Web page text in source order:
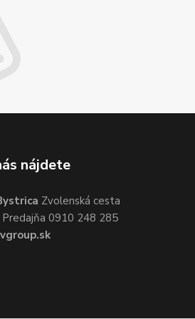
nájdete
Zvolenská cesta
0910 248 285